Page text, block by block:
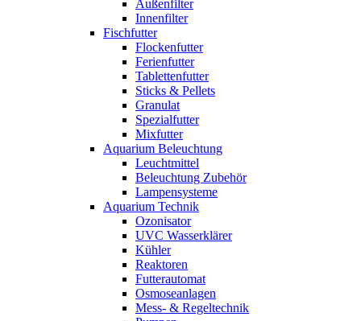
Außenfilter
Innenfilter
Fischfutter
Flockenfutter
Ferienfutter
Tablettenfutter
Sticks & Pellets
Granulat
Spezialfutter
Mixfutter
Aquarium Beleuchtung
Leuchtmittel
Beleuchtung Zubehör
Lampensysteme
Aquarium Technik
Ozonisator
UVC Wasserklärer
Kühler
Reaktoren
Futterautomat
Osmoseanlagen
Mess- & Regeltechnik